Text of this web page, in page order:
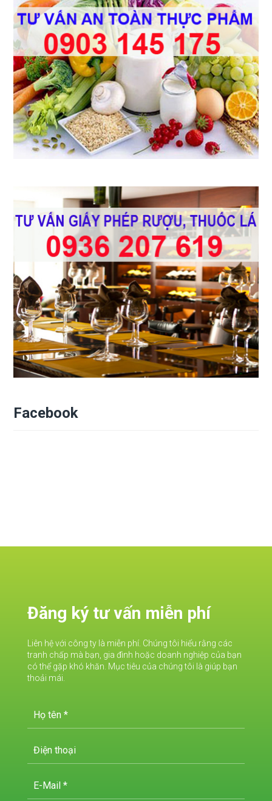
Facebook
Đăng ký tư vấn miễn phí
Liên hệ với công ty là miễn phí. Chúng tôi hiểu rằng các
tranh chấp mà bạn, gia đình hoặc doanh nghiệp của bạn
có thể gặp khó khăn. Mục tiêu của chúng tôi là giúp bạn
thoải mái.